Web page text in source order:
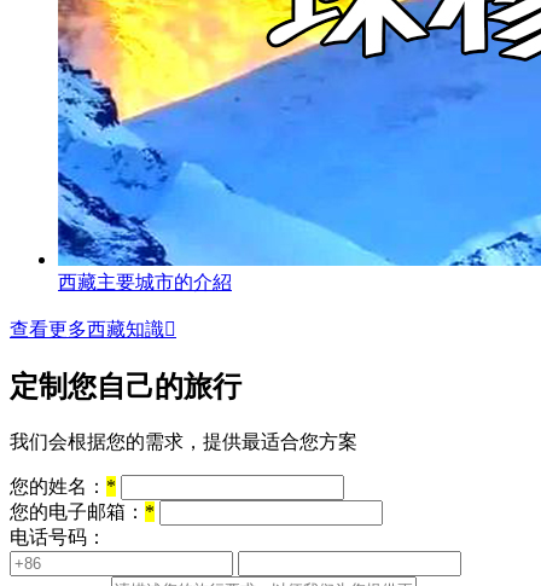
西藏主要城市的介紹
查看更多西藏知識
定制您自己的旅行
我们会根据您的需求，提供最适合您方案
您的姓名： *
您的电子邮箱： *
电话号码：